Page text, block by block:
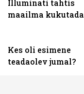
Illuminati tahtis
maailma kukutada
Kes oli esimene
teadaolev jumal?